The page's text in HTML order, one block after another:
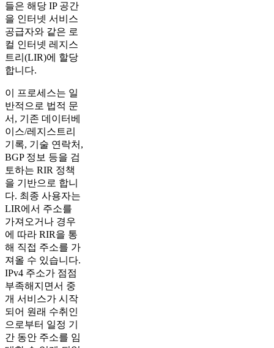
들은 해당 IP 공간
을 인터넷 서비스
공급자와 같은 로
컬 인터넷 레지스
트리(LIR)에 할당
합니다.
이 프로세스는 일
반적으로 법적 문
서, 기존 데이터베
이스/레지스트리
기록, 기술 연락처,
BGP 정보 등을 검
토하는 RIR 정책
을 기반으로 합니
다. 최종 사용자는
LIR에서 주소를
가져오거나 경우
에 따라 RIR을 통
해 직접 주소를 가
져올 수 있습니다.
IPv4 주소가 점점
부족해지면서 중
개 서비스가 시작
되어 원래 수취인
으로부터 일정 기
간 동안 주소를 임